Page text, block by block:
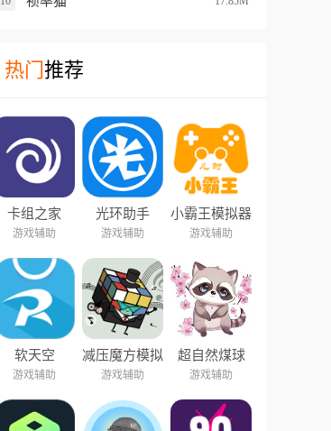
热门推荐
卡组之家
游戏辅助
光环助手
游戏辅助
小霸王模拟器
游戏辅助
软天空
游戏辅助
减压魔方模拟
器盒子
游戏辅助
超自然煤球
游戏辅助